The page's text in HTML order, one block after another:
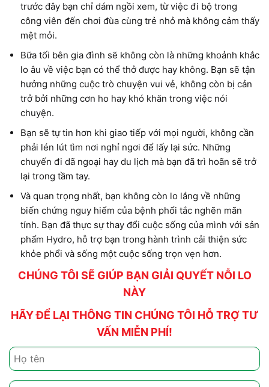
trước đây bạn chỉ dám ngồi xem, từ việc đi bộ trong
công viên đến chơi đùa cùng trẻ nhỏ mà không cảm thấy
mệt mỏi.
Bữa tối bên gia đình sẽ không còn là những khoảnh khắc
lo âu về việc bạn có thể thở được hay không. Bạn sẽ tận
hưởng những cuộc trò chuyện vui vẻ, không còn bị cản
trở bởi những cơn ho hay khó khăn trong việc nói
chuyện.
Bạn sẽ tự tin hơn khi giao tiếp với mọi người, không cần
phải lén lút tìm nơi nghỉ ngơi để lấy lại sức. Những
chuyến đi dã ngoại hay du lịch mà bạn đã trì hoãn sẽ trở
lại trong tầm tay.
Và quan trọng nhất, bạn không còn lo lắng về những
biến chứng nguy hiểm của bệnh phổi tắc nghẽn mãn
tính. Bạn đã thực sự thay đổi cuộc sống của mình với sản
phẩm Hydro, hỗ trợ bạn trong hành trình cải thiện sức
khỏe phổi và sống một cuộc sống trọn vẹn hơn.
CHÚNG TÔI SẼ GIÚP BẠN GIẢI QUYẾT NỖI LO
NÀY
HÃY ĐỂ LẠI THÔNG TIN CHÚNG TÔI HỖ TRỢ TƯ
VẤN MIỄN PHÍ!